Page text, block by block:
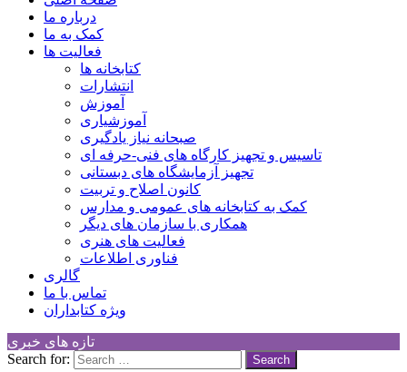
درباره ما
کمک به ما
فعالیت ها
کتابخانه ها
انتشارات
آموزش
آموزشیاری
صبحانه نیاز یادگیری
تاسیس و تجهیز کارگاه های فنی-حرفه ای
تجهیز آزمایشگاه های دبستانی
کانون اصلاح و تربیت
کمک به کتابخانه های عمومی و مدارس
همکاری با سازمان های دیگر
فعالیت های هنری
فناوری اطلاعات
گالری
تماس با ما
ویژه کتابداران
تازه های خبری
Search for: